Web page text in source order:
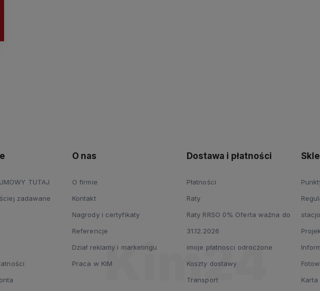
TUTAJ
zadawane
O nas
O firmie
Kontakt
Nagrody i certyfikaty
Referencje
Dział reklamy i marketingu
Praca w KIM
Dostawa i płatności
Płatności
Raty
Raty RRSO 0% Oferta ważna do
31.12.2026
imoje płatnosci odroczone
Koszty dostawy
Transport